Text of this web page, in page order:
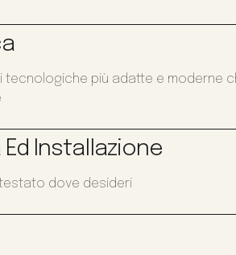
tecnologiche più adatte e moderne
Ed Installazione
dove desideri